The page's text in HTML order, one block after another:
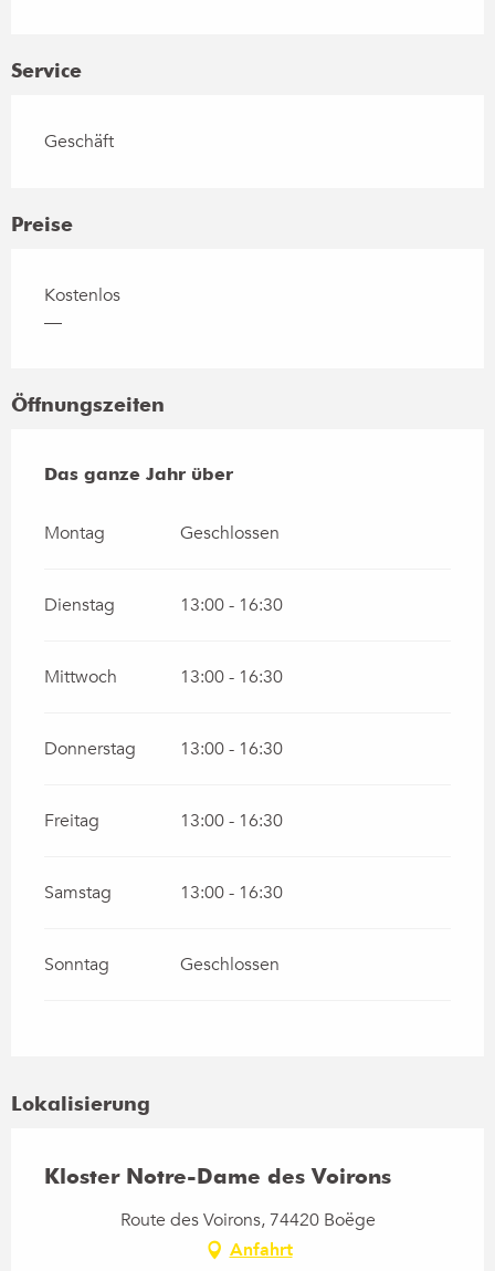
Service
Geschäft
Preise
Kostenlos
—
Öffnungszeiten
Das ganze Jahr über
Das ganze Jahr über
Montag Geschlossen
Dienstag 13:00 - 16:30
Mittwoch 13:00 - 16:30
Donnerstag 13:00 - 16:30
Freitag 13:00 - 16:30
Samstag 13:00 - 16:30
Sonntag Geschlossen
Lokalisierung
Kloster Notre-Dame des Voirons
Route des Voirons, 74420 Boëge
Anfahrt